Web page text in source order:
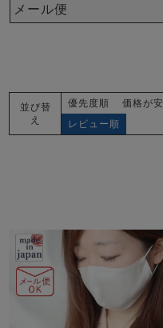
ボー
売れ筋ランキング
すべての
目的別でさ
前開き
ズボン単品
メール便
並び替
え
優先度順 価格が
レビュー順